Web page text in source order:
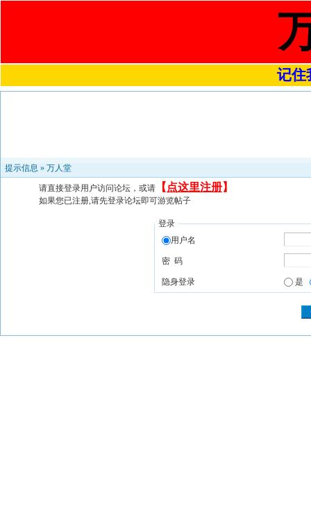
记住
提示信息 » 万人堂
请直接登录用户访问论坛，或请 【 点这里注册】
如果您已注册,请先登录论坛即可游览帖子
登录
用户名
密 码
隐身登录 是